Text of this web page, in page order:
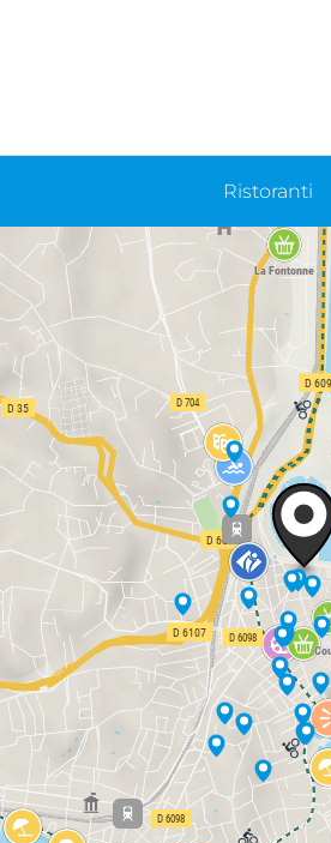
Ristoranti